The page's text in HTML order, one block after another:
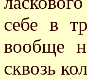
себе в
вообще
сквозь